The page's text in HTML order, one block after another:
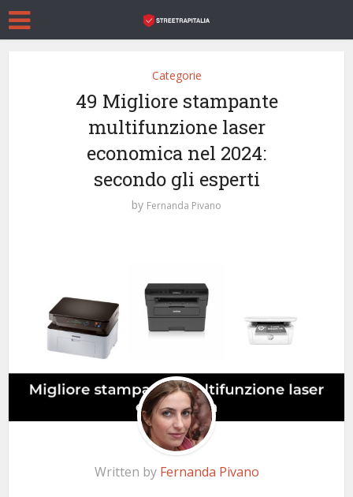
Categorie
49 Migliore stampante
multifunzione laser
economica nel 2024:
secondo gli esperti
by Fernanda Pivano
Written by Fernanda Pivano